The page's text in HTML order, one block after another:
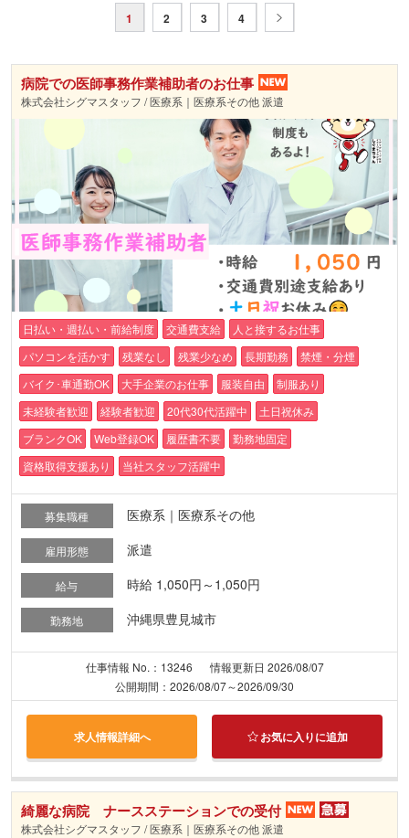
1 2 3 4
病院での医師事務作業補助者のお仕事
株式会社シグマスタッフ / 医療系｜医療系その他 派遣
日払い・週払い・前給制度 交通費支給
人と接するお仕事
パソコンを活かす
残業なし 残業少なめ 長期勤務
禁煙・分煙
バイク･車通勤OK
大手企業のお仕事 服装自由
制服あり
未経験者歓迎
経験者歓迎 20代30代活躍中
土日祝休み
ブランクOK
Web登録OK 履歴書不要
勤務地固定
資格取得支援あり
当社スタッフ活躍中
募集職種 医療系｜医療系その他
雇用形態 派遣
給与 時給 1,050円～1,050円
勤務地 沖縄県豊見城市
仕事情報 No.：13246
情報更新日 2026/08/07
公開期間：2026/08/07～2026/09/30
求人情報詳細へ お気に入りに追加
綺麗な病院 ナースステーションでの受付
株式会社シグマスタッフ / 医療系｜医療系その他 派遣